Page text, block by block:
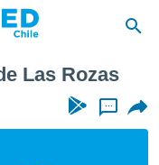
Las Rozas
...